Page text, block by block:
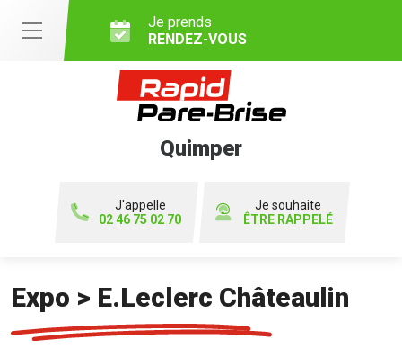
Je prends
RENDEZ-VOUS
Quimper
J'appelle
02 46 75 02 70
Je souhaite
ÊTRE RAPPELÉ
Expo > E.Leclerc Châteaulin